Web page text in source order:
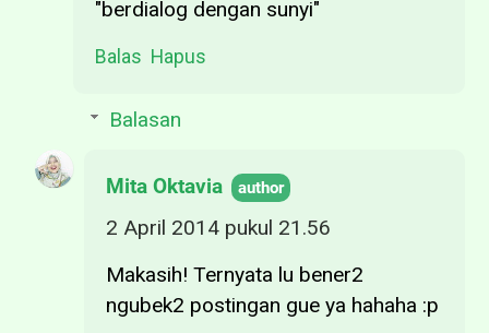
"berdialog dengan sunyi"
Balas Hapus
Balasan
Mita Oktavia
2 April 2014 pukul 21.56
Makasih! Ternyata lu bener2
ngubek2 postingan gue ya hahaha :p